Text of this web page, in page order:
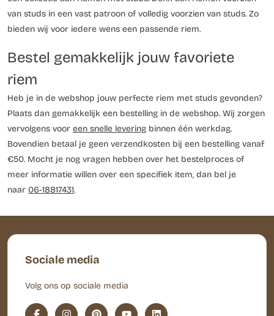
van studs in een vast patroon of volledig voorzien van studs. Zo
bieden wij voor iedere wens een passende riem.
Bestel gemakkelijk jouw favoriete
riem
Heb je in de webshop jouw perfecte riem met studs gevonden?
Plaats dan gemakkelijk een bestelling in de webshop. Wij zorgen
vervolgens voor een snelle levering binnen één werkdag.
Bovendien betaal je geen verzendkosten bij een bestelling vanaf
€50. Mocht je nog vragen hebben over het bestelproces of
meer informatie willen over een specifiek item, dan bel je
naar 06-18817431.
Sociale media
Volg ons op sociale media